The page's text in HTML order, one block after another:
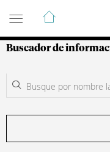
Guía de
Buscador de